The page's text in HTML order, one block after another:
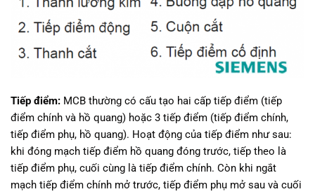
Tiếp điểm: MCB thường có cấu tạo hai cấp tiếp điểm (tiếp
điểm chính và hồ quang) hoặc 3 tiếp điểm (tiếp điểm chính,
tiếp điểm phụ, hồ quang). Hoạt động của tiếp điểm như sau:
khi đóng mạch tiếp điểm hồ quang đóng trước, tiếp theo là
tiếp điểm phụ, cuối cùng là tiếp điểm chính. Còn khi ngắt
mạch tiếp điểm chính mở trước, tiếp điểm phụ mở sau và cuối